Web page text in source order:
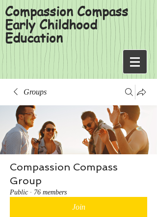
Compassion Compass
Early Childhood
Education
Groups
Compassion Compass
Group
Public · 76 members
Join